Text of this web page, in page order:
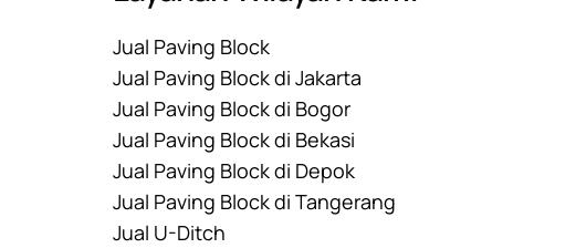
Jual Paving Block
Jual Paving Block di Jakarta
Jual Paving Block di Bogor
Jual Paving Block di Bekasi
Jual Paving Block di Depok
Jual Paving Block di Tangerang
Jual U-Ditch